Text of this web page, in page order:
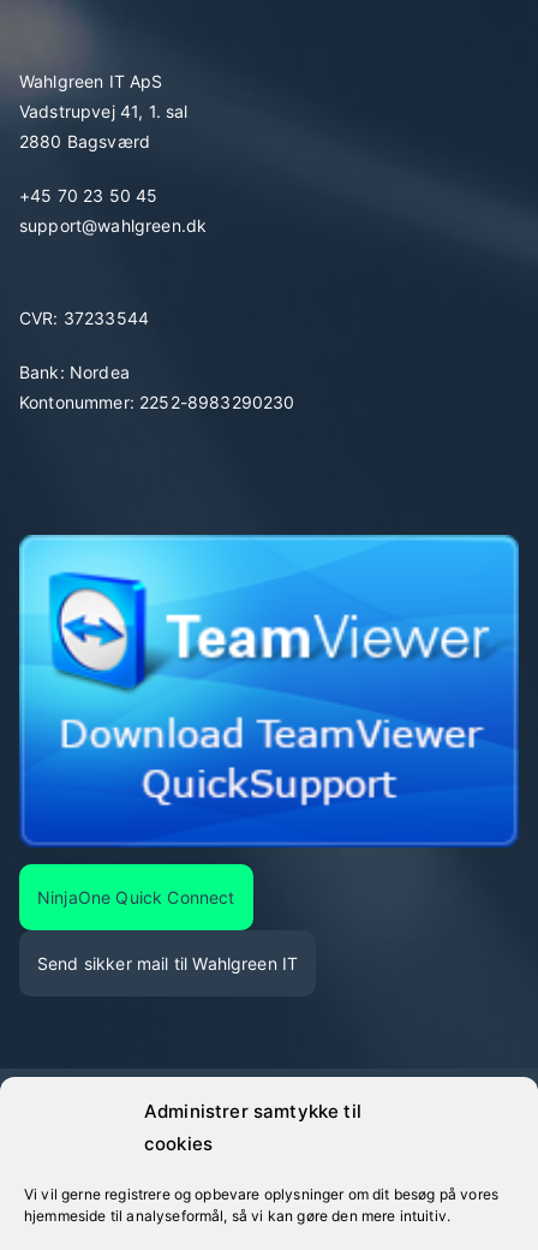
Administrer samtykke til
cookies
Vi vil gerne registrere og opbevare oplysninger om dit besøg på vores
hjemmeside til analyseformål, så vi kan gøre den mere intuitiv.
Wahlgreen IT ApS
Vadstrupvej 41, 1. sal
2880 Bagsværd
+45 70 23 50 45
support@wahlgreen.dk
CVR: 37233544
Bank: Nordea
Kontonummer: 2252-8983290230
NinjaOne Quick Connect
Send sikker mail til Wahlgreen IT
Wahlgreen IT· Alle oplyste priser er eksklusive moms